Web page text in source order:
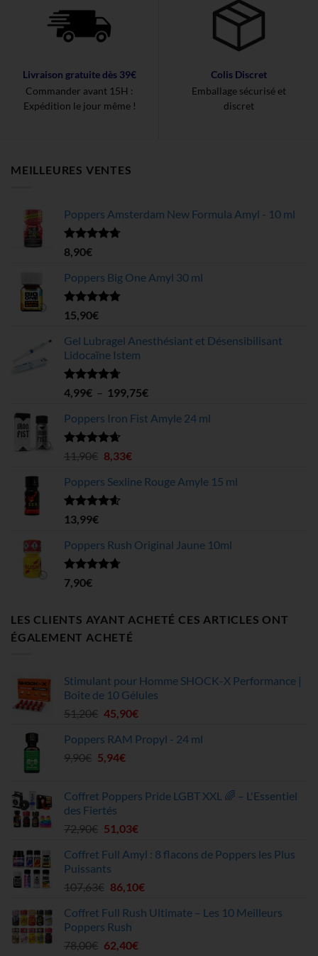
Livraison gratuite dès 39€
Commander avant 15H :
Expédition le jour même !
Colis Discret
Emballage sécurisé et
discret
MEILLEURES VENTES
Poppers Amsterdam New Formula Amyl - 10 ml
Note4.68
sur 5
8,90€
Poppers Big One Amyl 30 ml
Note4.78
sur 5
15,90€
Gel Lubragel Anesthésiant et Désensibilisant
Lidocaïne Istem
Note4.70
sur 5
4,99€ – 199,75€Plage
prix :
Poppers Iron Fist Amyle 24 ml
Note4.63
11,90€ Le
initial
était :
8,33€Le
actuel
Poppers Sexline Rouge Amyle 15 ml
Note4.58
sur 5
13,99€
Poppers Rush Original Jaune 10ml
Note4.67
sur 5
7,90€
LES CLIENTS AYANT ACHETÉ CES ARTICLES ONT
ÉGALEMENT ACHETÉ
Stimulant pour Homme SHOCK-X Performance |
Boite de 10 Gélules
51,20€ Le
initial
était :
45,90€Le
actuel
Poppers RAM Propyl - 24 ml
9,90€ Le
était :
9,90€.
5,94€Le
est :
Coffret Poppers Pride LGBT XXL 🌈 – L'Essentiel
des Fiertés
72,90€ Le
initial
était :
72,90€.
51,03€Le
actuel
51,03€.
Coffret Full Amyl : 8 flacons de Poppers les Plus
Puissants
107,63€ Le
initial
était :
107,63€.
86,10€Le
actuel
Coffret Full Rush Ultimate – Les 10 Meilleurs
Poppers Rush
78,00€ Le
62,40€Le